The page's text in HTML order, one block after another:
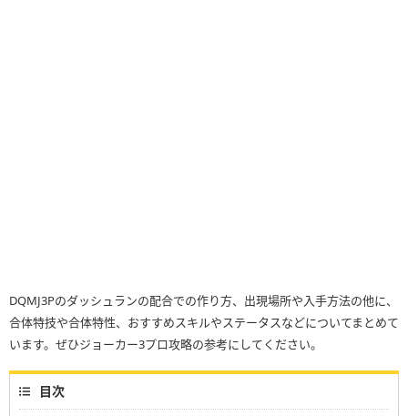
DQMJ3Pのダッシュランの配合での作り方、出現場所や入手方法の他に、
合体特技や合体特性、おすすめスキルやステータスなどについてまとめて
います。ぜひジョーカー3プロ攻略の参考にしてください。
目次